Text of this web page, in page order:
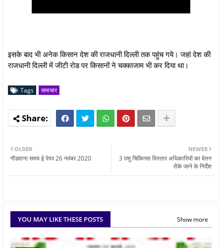
इसके बाद भी अनेक किसान देश की राजधानी दिल्ली तक पहुंच गये। जहां देश की
राजधानी दिल्ली में जीटी रोड पर किसानों ने चक्काजाम भी कर दिया था।
Tags समाचार
NEWER
3 पशु चिकित्सा विस्तार अधिकारियों का वेतन
रोके जाने के निर्देश
OLDER
गोंडवाना समय ई पेपर 26 नवंबर 2020
YOU MAY LIKE THESE POSTS Show more